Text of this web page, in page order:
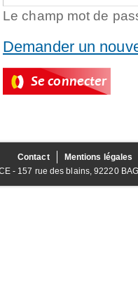
Le champ mot de
Demander un
Contact
Mentions légales
- 157 rue des blains, 92220